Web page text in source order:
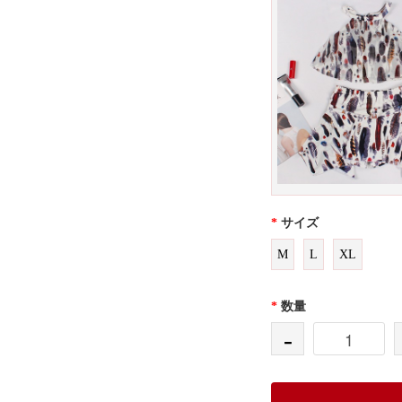
* サイズ
M L XL
* 数量
-